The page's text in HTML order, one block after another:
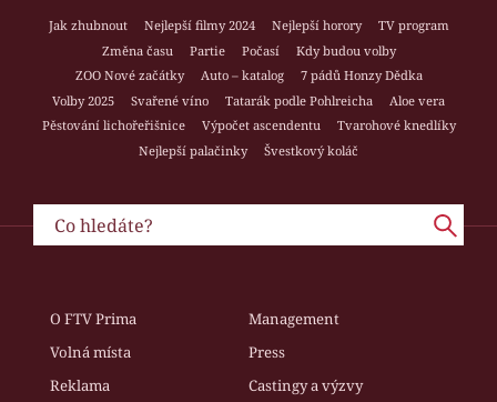
Jak zhubnout Nejlepší filmy 2024 Nejlepší horory
TV program
Změna času
Partie Počasí
Kdy budou volby
ZOO Nové začátky
Auto – katalog
7 pádů Honzy Dědka
Volby 2025
Svařené víno Tatarák podle Pohlreicha
Aloe vera
Pěstování lichořeřišnice
Výpočet ascendentu
Tvarohové knedlíky
Nejlepší palačinky
Švestkový koláč
O FTV Prima
Management
Volná místa
Press
Reklama
Castingy a výzvy